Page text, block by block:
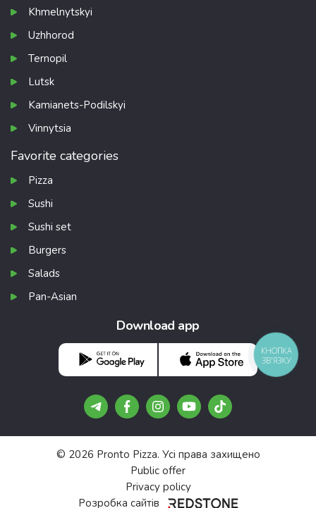
Khmelnytskyi
Uzhhorod
Ternopil
Lutsk
Kamianets-Podilskyi
Vinnytsia
Favorite categories
Pizza
Sushi
Sushi set
Burgers
Salads
Pan-Asian
Download app
© 2026 Pronto Pizza. Усі права захищено
Public offer
Privacy policy
Розробка сайтів
КНОПКА
ЗВ'ЯЗКУ